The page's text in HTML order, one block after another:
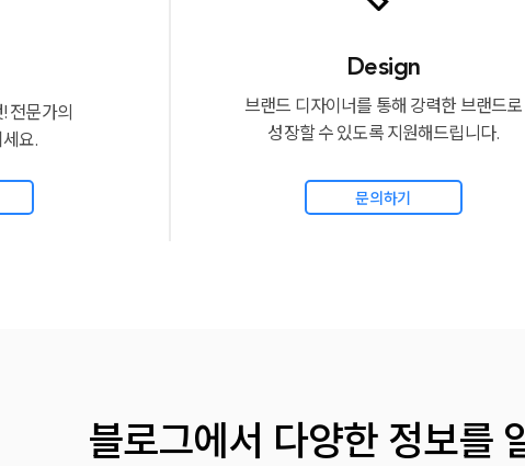
전문가의
요.
Design
브랜드 디자이너를 통해 강력한 브랜드로
성장할 수 있도록 지원해드립니다.
문의하기
블로그에서 다양한 정보를